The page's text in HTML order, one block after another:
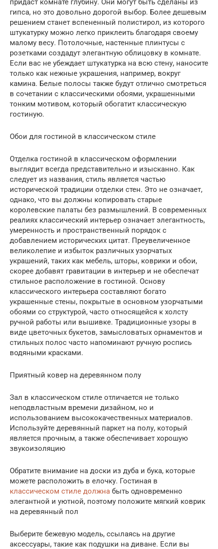
придаст комнате глубину. Они могут быть сделаны из
гипса, но это довольно дорогой выбор. Более дешевым
решением станет вспененный полистирол, из которого
штукатурку можно легко приклеить благодаря своему
малому весу. Потолочные, настенные плинтусы с
розетками создадут элегантную облицовку в комнате.
Если вас не убеждает штукатурка на всю стену, наносите
только как нежные украшения, например, вокруг
камина. Белые полосы также будут отлично смотреться
в сочетании с классическими обоями, украшенными
тонким мотивом, который обогатит классическую
гостиную.
Обои для гостиной в классическом стиле
Отделка гостиной в классическом оформлении
выглядит всегда представительно и изысканно. Как
следует из названия, стиль является частью
исторической традиции отделки стен. Это не означает,
однако, что вы должны копировать старые
королевские палаты без размышлений. В современных
реалиях классический интерьер означает элегантность,
умеренность и пространственный порядок с
добавлением исторических цитат. Преувеличенное
великолепие и избыток различных узорчатых
украшений, таких как мебель, шторы, коврики и обои,
скорее добавят гравитации в интерьер и не обеспечат
стильное расположение в гостиной. Основу
классического интерьера составляют богато
украшенные стены, покрытые в основном узорчатыми
обоями со структурой, часто относящейся к холсту
ручной работы или вышивке. Традиционные узоры в
виде цветочных букетов, замысловатых орнаментов и
стильных полос часто напоминают ручную роспись
водяными красками.
Приятный ковер на деревянном полу
Зал в классическом стиле отличается не только
неподвластным времени дизайном, но и
использованием высококачественных материалов.
Используйте деревянный паркет на полу, который
является прочным, а также обеспечивает хорошую
звукоизоляцию
Обратите внимание на доски из дуба и бука, которые
можете расположить в елочку. Гостиная в
классическом стиле должна быть одновременно
элегантной и уютной, поэтому положите мягкий коврик
на деревянный пол
Выберите бежевую модель, ссылаясь на другие
аксессуары, такие как подушки на диване. Если вы